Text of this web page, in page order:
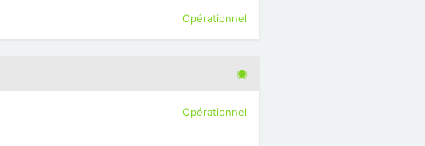
Opérationnel
Opérationnel